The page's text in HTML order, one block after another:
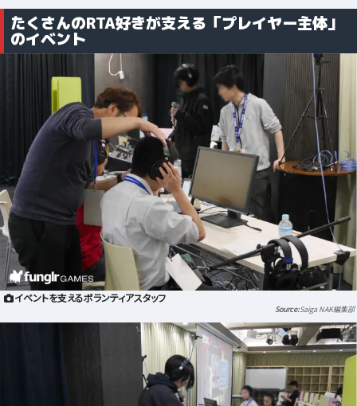
たくさんのRTA好きが支える「プレイヤー主体」
のイベント
イベントを支えるボランティアスタッフ
Saiga NAK編集部